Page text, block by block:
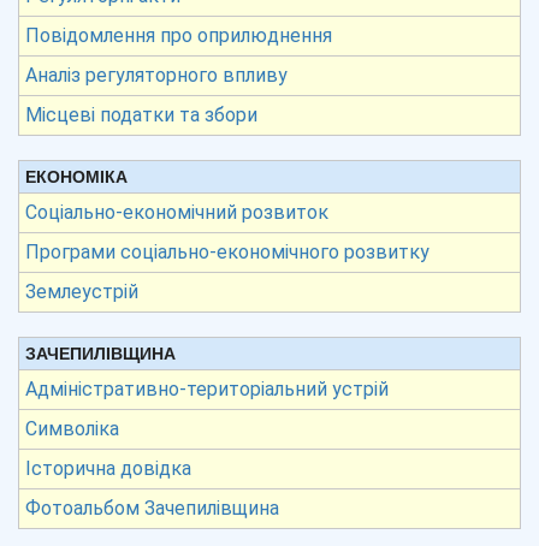
Повідомлення про оприлюднення
Аналіз регуляторного впливу
Місцеві податки та збори
ЕКОНОМІКА
Соціально-економічний розвиток
Програми соціально-економічного розвитку
Землеустрій
ЗАЧЕПИЛІВЩИНА
Адміністративно-територіальний устрій
Символіка
Історична довідка
Фотоальбом Зачепилівщина